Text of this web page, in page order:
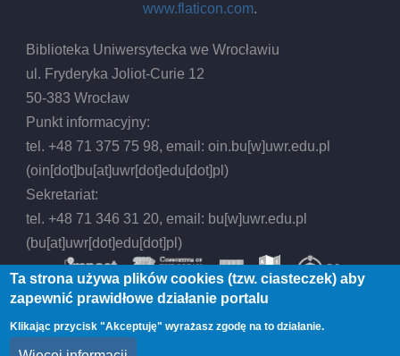
www.flaticon.com.
Biblioteka Uniwersytecka we Wrocławiu
ul. Fryderyka Joliot-Curie 12
50-383 Wrocław
Punkt informacyjny:
tel. +48 71 375 75 98, email:oin.bu[w]uwr.edu.pl
(oin[dot]bu[at]uwr[dot]edu[dot]pl)
Sekretariat:
tel. +48 71 346 31 20, email: bu[w]uwr.edu.pl
(bu[at]uwr[dot]edu[dot]pl)
© 2026 Biblioteka Uniwersytecka we Wrocławiu,
Ta strona używa plików cookies (tzw. ciasteczek) aby
zapewnić prawidłowe działanie portalu
Klikając przycisk "Akceptuję" wyrażasz zgodę na to działanie.